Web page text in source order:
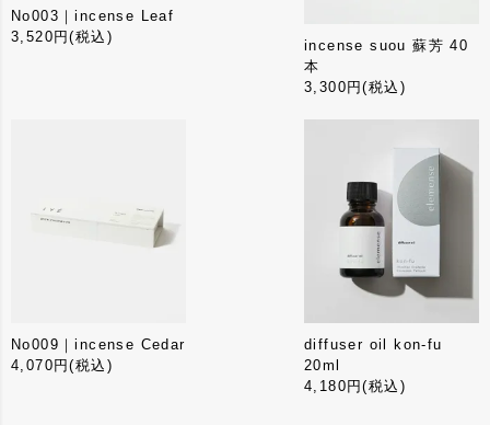
1本
No003｜incense Leaf
3,520円(税込)
incense suou 蘇芳 40
本
3,300円(税込)
No009｜incense Cedar
4,070円(税込)
diffuser oil kon-fu
20ml
4,180円(税込)